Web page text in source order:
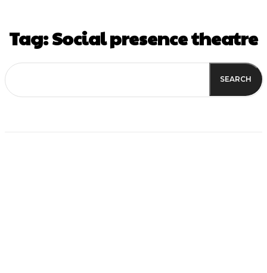
Tag:Social presence theatre
SEARCH